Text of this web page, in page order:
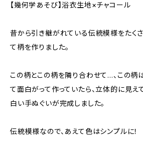
【幾何学あそび】浴衣生地×チャコール
昔から引き継がれている伝統模様をたく
て柄を作りました。
この柄とこの柄を隣り合わせて…、この
て面白がって作っていたら、立体的に見
白い手ぬぐいが完成しました。
伝統模様なので、あえて色はシンプルに！